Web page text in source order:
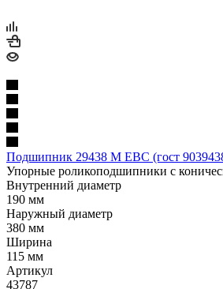
Подшипник 29438 M EBC (гост
Упорные роликоподшипники с
Внутренний диаметр
190 мм
Наружный диаметр
380 мм
Ширина
115 мм
Артикул
43787